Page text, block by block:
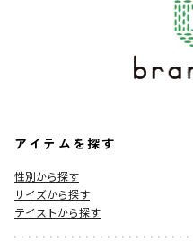
アイテムを探す
性別から探す
サイズから探す
テイストから探す